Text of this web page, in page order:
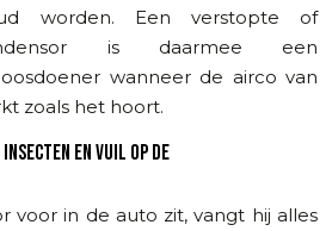
worden. Een verstopte of
is daarmee een
wanneer de airco van
zoals het hoort.
EN VUIL OP DE
voor in de auto zit, vangt hij alles